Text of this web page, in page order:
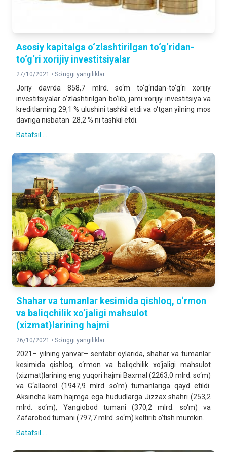
Asosiy kapitalga o‘zlashtirilgan to‘g‘ridan-
to‘g‘ri xorijiy investitsiyalar
27/10/2021 • So'nggi yangiliklar
Joriy davrda 858,7 mlrd. so‘m to‘g‘ridan-to‘g‘ri xorijiy
investitsiyalar o‘zlashtirilgan bo‘lib, jami xorijiy investitsiya va
kreditlarning 29,1 % ulushini tashkil etdi va o‘tgan yilning mos
davriga nisbatan 28,2 % ni tashkil etdi.
Batafsil ...
Shahar va tumanlar kesimida qishloq, o‘rmon
va baliqchilik xo‘jaligi mahsulot
(xizmat)larining hajmi
26/10/2021 • So'nggi yangiliklar
2021– yilning yanvar– sentabr oylarida, shahar va tumanlar
kesimida qishloq, o‘rmon va baliqchilik xo‘jaligi mahsulot
(xizmat)larining eng yuqori hajmi Baxmal (2263,0 mlrd. so‘m)
va G‘allaorol (1947,9 mlrd. so‘m) tumanlariga qayd etildi.
Aksincha kam hajmga ega hududlarga Jizzax shahri (253,2
mlrd. so‘m), Yangiobod tumani (370,2 mlrd. so‘m) va
Zafarobod tumani (797,7 mlrd. so‘m) keltirib o‘tish mumkin.
Batafsil ...